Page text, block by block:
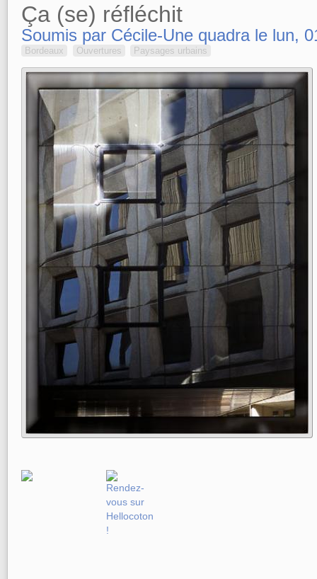
Ça (se) réfléchit
Soumis par Cécile-Une quadra le lun,
Bordeaux Ouvertures Paysages urbains